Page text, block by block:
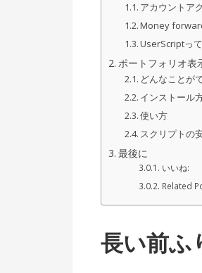
アカウントア
Money
UserScriptっ
ポートフォリオ表
どんなことが
インストール
使い方
スクリプトの
最後に
いいね:
Related
長い前ふ